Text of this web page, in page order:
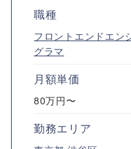
職種
フロントエンドエン
グラマ
月額単価
80万円〜
勤務エリア